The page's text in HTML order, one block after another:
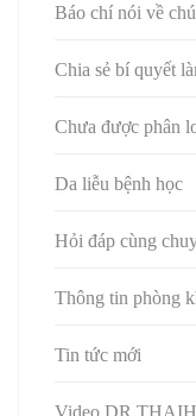
Báo chí nói về
Chia sẻ bí quyết
Chưa được phân
Da liễu bệnh học
Hỏi đáp cùng
Thông tin phòng
Tin tức mới
Video